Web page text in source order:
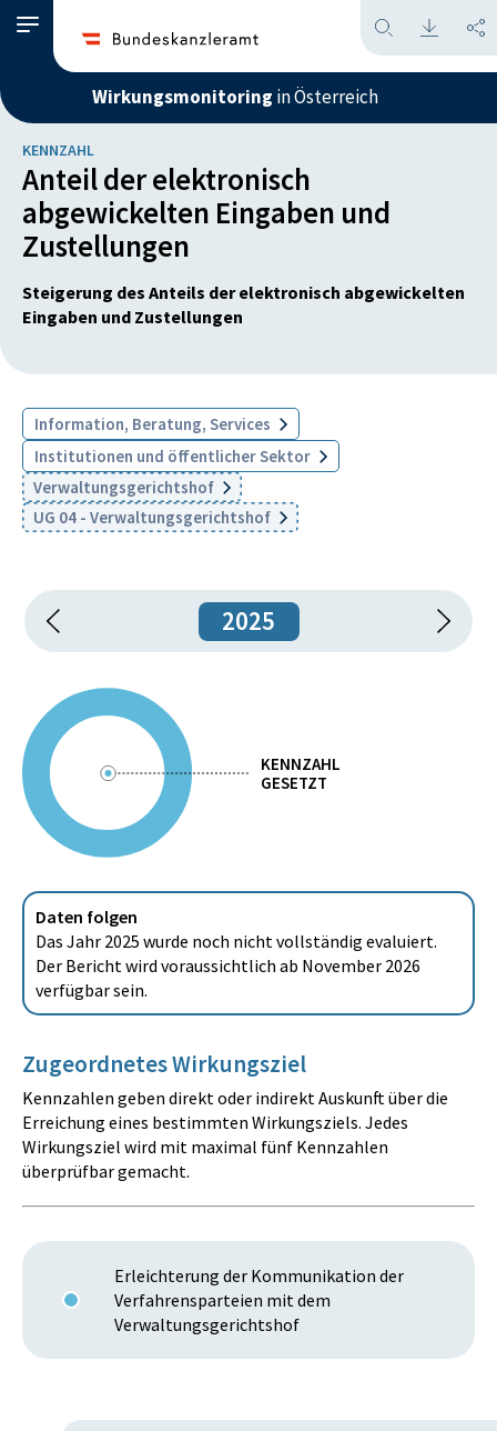
Wirkungsmonitoring in Österreich
KENNZAHL
Anteil der elektronisch
abgewickelten Eingaben und
Zustellungen
Steigerung des Anteils der elektronisch abgewickelten
Eingaben und Zustellungen
Information, Beratung, Services
Institutionen und öffentlicher Sektor
Verwaltungsgerichtshof
UG 04 - Verwaltungsgerichtshof
2025
KENNZAHL
GESETZT
Daten folgen
Das Jahr 2025 wurde noch nicht vollständig evaluiert.
Der Bericht wird voraussichtlich ab November 2026
verfügbar sein.
Zugeordnetes Wirkungsziel
Kennzahlen geben direkt oder indirekt Auskunft über die
Erreichung eines bestimmten Wirkungsziels. Jedes
Wirkungsziel wird mit maximal fünf Kennzahlen
überprüfbar gemacht.
Erleichterung der Kommunikation der
Verfahrensparteien mit dem
Verwaltungsgerichtshof